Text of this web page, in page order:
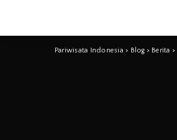
Pariwisata Indonesia > Blog > Berita >